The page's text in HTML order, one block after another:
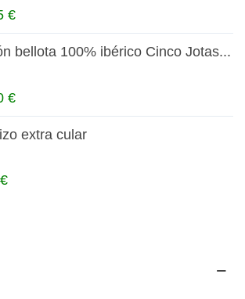
€
bellota 100% ibérico Cinco Jotas...
€
extra cular